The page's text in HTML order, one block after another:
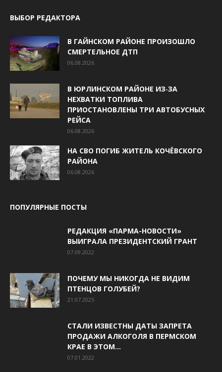
ВЫБОР РЕДАКТОРА
В ГАЙНСКОМ РАЙОНЕ ПРОИЗОШЛО
СМЕРТЕЛЬНОЕ ДТП
06.08.2026
В ЮРЛИНСКОМ РАЙОНЕ ИЗ‑ЗА
НЕХВАТКИ ТОПЛИВА
ПРИОСТАНОВЛЕНЫ ТРИ АВТОБУСНЫХ
РЕЙСА
06.08.2026
НА СВО ПОГИБ ЖИТЕЛЬ КОЧЁВСКОГО
РАЙОНА
06.08.2026
ПОПУЛЯРНЫЕ ПОСТЫ
РЕДАКЦИЯ «ПАРМА-НОВОСТИ»
ВЫИГРАЛА ПРЕЗИДЕНТСКИЙ ГРАНТ
07.09.2022
ПОЧЕМУ МЫ НИКОГДА НЕ ВИДИМ
ПТЕНЦОВ ГОЛУБЕЙ?
21.07.2025
СТАЛИ ИЗВЕСТНЫ ДАТЫ ЗАПРЕТА
ПРОДАЖИ АЛКОГОЛЯ В ПЕРМСКОМ
КРАЕ В ЭТОМ...
07.01.2022